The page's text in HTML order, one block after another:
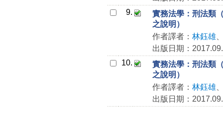
9.
實務法學：刑法類
之說明）
作者譯者： 林鈺雄
出版日期：
10.
實務法學：刑法類
之說明）
作者譯者： 林鈺雄
出版日期：